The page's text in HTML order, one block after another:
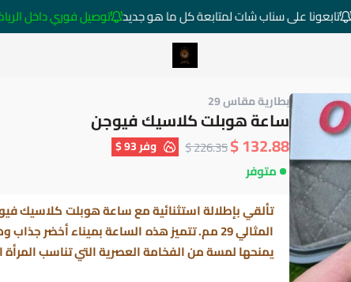
تابعونا على سناب شات لمتابعة كل ما هو جديد توصيل فوري داخل الرياض خارج
متجر ساعات رومانس
بطارية مقاس 29
ساعة هوبلت كلاسيك فيوجن
132.88 $
226.35 $ وفر93 $
متوفر
تألقي بإطلالة استثنائية مع ساعةهوبلت كلاسيك
المثالي 29 مم. تتميز هذه الساعة بميناء
يمنحها لمسة من الفخامة العصرية التي تناسب المرأة